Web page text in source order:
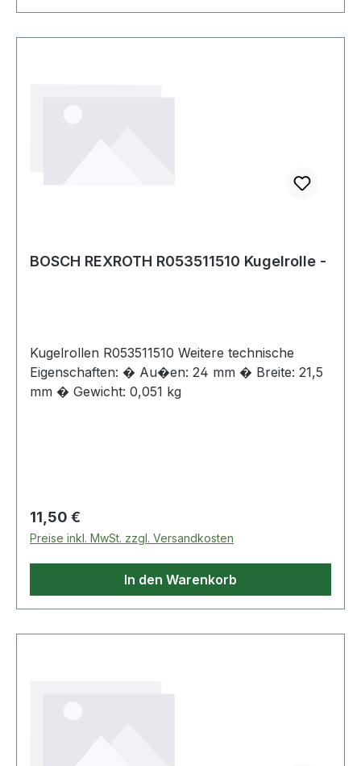
BOSCH REXROTH R053511510 Kugelrolle -
Kugelrollen R053511510 Weitere technische
Eigenschaften: � Au�en: 24 mm � Breite: 21,5
mm � Gewicht: 0,051 kg
Regulärer Preis:
11,50 €
Preise inkl. MwSt. zzgl. Versandkosten
In den Warenkorb